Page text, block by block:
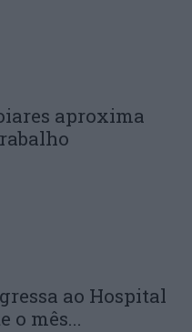
aproxima
ao Hospital
o mês...